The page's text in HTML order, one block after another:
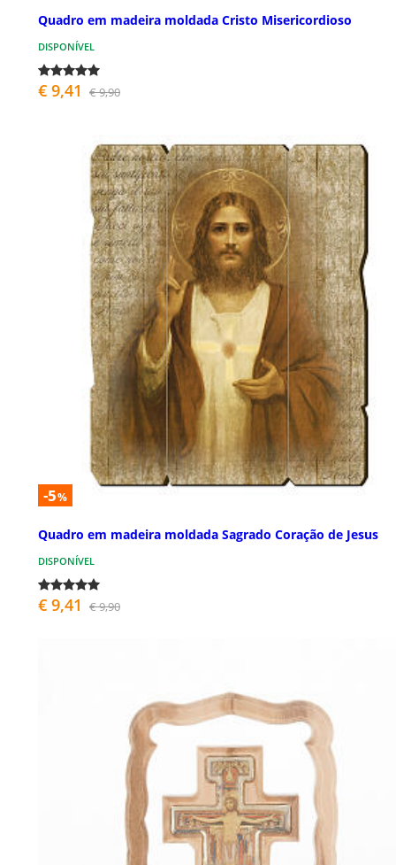
Quadro em madeira moldada Cristo Misericordioso
DISPONÍVEL
€ 9,41 € 9,90
-5%
Quadro em madeira moldada Sagrado Coração de Jesus
DISPONÍVEL
€ 9,41 € 9,90